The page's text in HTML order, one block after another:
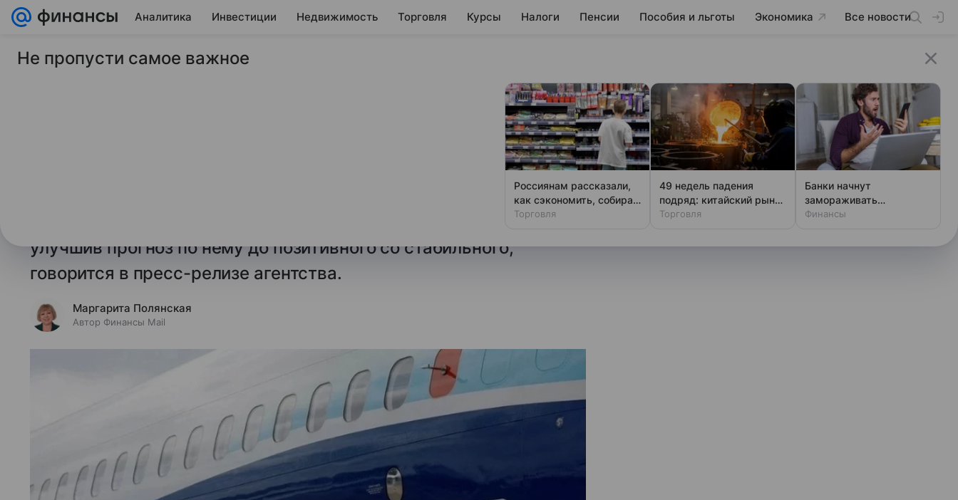
Аналитика Инвестиции Недвижимость Торговля Курсы Налоги Пенсии Пособия и льготы Экономика Все новости
29 июня 2026 Финансы Mail
Fitch улучшило прогноз по рейтингу
подтвердило долгосрочный рейтинг дефолта эмитента (РДЭ)
американской корпорации Boeing на уровне «ВВВ-», при этом
улучшив прогноз по нему до позитивного со стабильного,
говорится в пресс-релизе агентства.
Маргарита Полянская
Автор Финансы Mail
Не пропусти самое важное
Россиянам рассказали,
как сэкономить, собирая
ребенка в школу
Торговля
49 недель падения
подряд: китайский рынок
стали в глубочайшем
Торговля
Банки начнут
замораживать
переводы: новые
Финансы